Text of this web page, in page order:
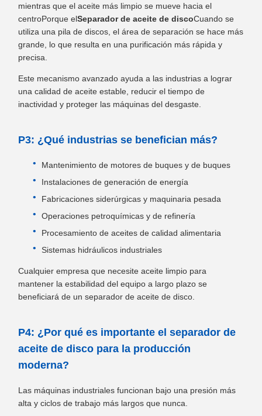
mientras que el aceite más limpio se mueve hacia el
centroPorque elSeparador de aceite de discoCuando se
utiliza una pila de discos, el área de separación se hace más
grande, lo que resulta en una purificación más rápida y
precisa.
Este mecanismo avanzado ayuda a las industrias a lograr
una calidad de aceite estable, reducir el tiempo de
inactividad y proteger las máquinas del desgaste.
P3: ¿Qué industrias se benefician más?
Mantenimiento de motores de buques y de buques
Instalaciones de generación de energía
Fabricaciones siderúrgicas y maquinaria pesada
Operaciones petroquímicas y de refinería
Procesamiento de aceites de calidad alimentaria
Sistemas hidráulicos industriales
Cualquier empresa que necesite aceite limpio para
mantener la estabilidad del equipo a largo plazo se
beneficiará de un separador de aceite de disco.
P4: ¿Por qué es importante el separador de
aceite de disco para la producción
moderna?
Las máquinas industriales funcionan bajo una presión más
alta y ciclos de trabajo más largos que nunca.